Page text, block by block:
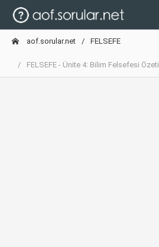
aof.sorular.net FELSEFE
FELSEFE - Ünite 4: Bilim Felsefesi Özeti